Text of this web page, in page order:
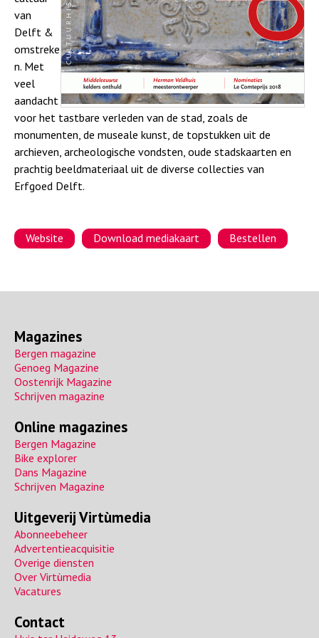
a
van
Delft &
omstreke
n. Met
veel
aandacht
voor het tastbare verleden van de stad, zoals de
monumenten, de museale kunst, de topstukken uit de
archieven, archeologische vondsten, oude stadskaarten en
prachtig beeldmateriaal uit de diverse collecties van
Erfgoed Delft.
Website Download mediakaart Bestellen
Magazines
Bergen magazine
Genoeg Magazine
Oostenrijk Magazine
Schrijven magazine
Online magazines
Bergen Magazine
Bike explorer
Dans Magazine
Schrijven Magazine
Uitgeverij Virtùmedia
Abonneebeheer
Advertentieacquisitie
Overige diensten
Over Virtùmedia
Vacatures
Contact